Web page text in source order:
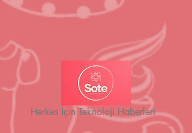
Herkes İçin Teknoloji Haberleri